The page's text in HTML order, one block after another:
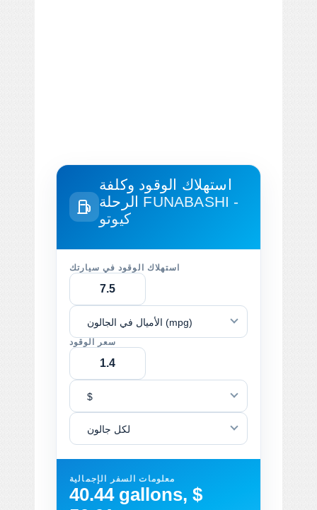
استهلاك الوقود وكلفة
FUNABASHI -
كيوتو
استهلاك الوقود في سيارتك
الأميال في الجالون (mpg)
سعر الوقود
$
لكل جالون
معلومات السفر الإجمالية
40.44 gallons, $